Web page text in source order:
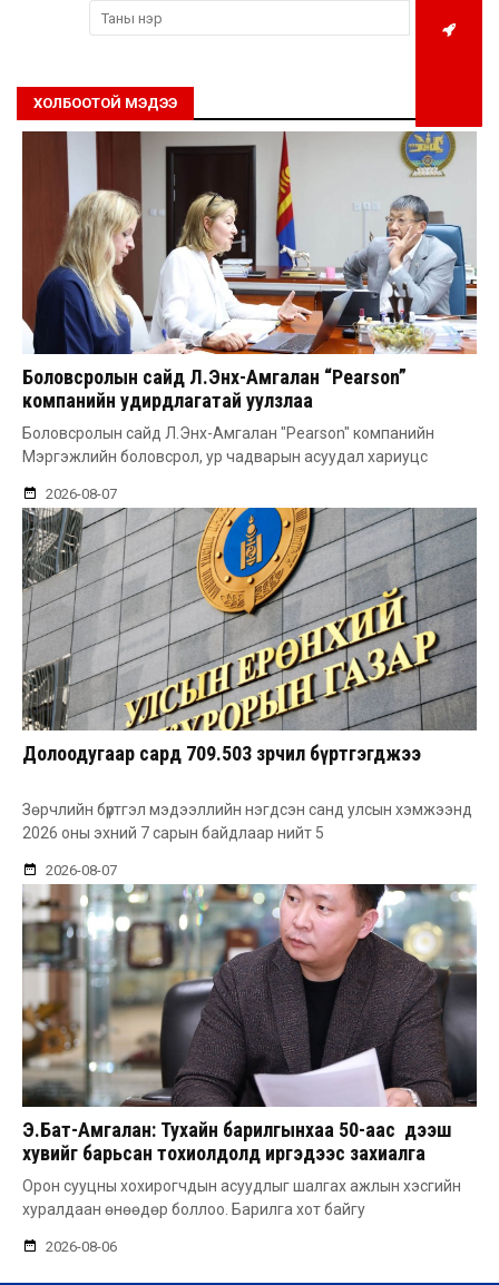
ХОЛБООТОЙ МЭДЭЭ
Боловсролын сайд Л.Энх-Амгалан “Pearson”
компанийн удирдлагатай уулзлаа
Боловсролын сайд Л.Энх-Амгалан "Pearson" компанийн
Мэргэжлийн боловсрол, ур чадварын асуудал хариуцс
2026-08-07
Долоодугаар сард 709.503 зөрчил бүртгэгджээ
Зөрчлийн бүртгэл мэдээллийн нэгдсэн санд улсын хэмжээнд
2026 оны эхний 7 сарын байдлаар нийт 5
2026-08-07
Э.Бат-Амгалан: Тухайн барилгынхаа 50-аас дээш
хувийг барьсан тохиолдолд иргэдээс захиалга
авдаг болгоно
Орон сууцны хохирогчдын асуудлыг шалгах ажлын хэсгийн
хуралдаан өнөөдөр боллоо. Барилга хот байгу
2026-08-06